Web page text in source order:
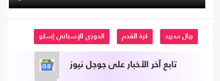
ريال مدريد كرة القدم الدوري الإسباني إسكو
تابع آخر الأخبار على جوجل نيوز